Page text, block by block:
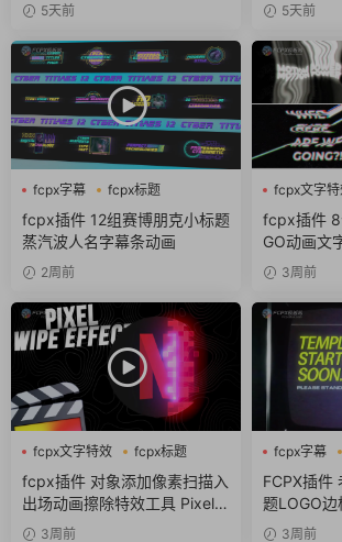
5天前 5天前
fcpx字幕
fcpx标题
fcpx片头
fcpx插件 12组赛博朋克小标题
蒸汽波人名字幕条动画
2周前
fcpx文字特
故障风
fcpx插件 8
GO动画文
3周前
fcpx文字特效
fcpx标题
像素
fcpx插件 对象添加像素扫描入
出场动画擦除特效工具 Pixel S
can3周前
fcpx字幕
FCPX插件
题LOGO
3周前